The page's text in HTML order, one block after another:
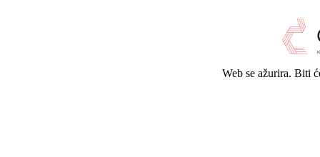
Web se ažurira. Biti